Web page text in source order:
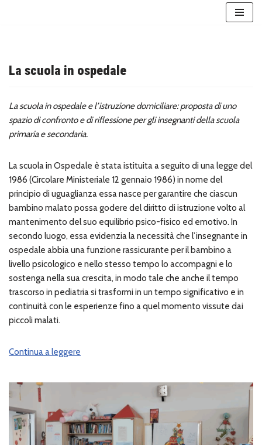
La scuola in ospedale
La scuola in ospedale e l’istruzione domiciliare: proposta di uno
spazio di confronto e di riflessione per gli insegnanti della scuola
primaria e secondaria.
La scuola in Ospedale è stata istituita a seguito di una legge del
1986 (Circolare Ministeriale 12 gennaio 1986) in nome del
principio di uguaglianza essa nasce per garantire che ciascun
bambino malato possa godere del diritto di istruzione volto al
mantenimento del suo equilibrio psico-fisico ed emotivo. In
secondo luogo, essa evidenzia la necessità che l’insegnante in
ospedale abbia una funzione rassicurante per il bambino a
livello psicologico e nello stesso tempo lo accompagni e lo
sostenga nella sua crescita, in modo tale che anche il tempo
trascorso in pediatria si trasformi in un tempo significativo e in
continuità con le esperienze fino a quel momento vissute dai
piccoli malati.
Continua a leggere